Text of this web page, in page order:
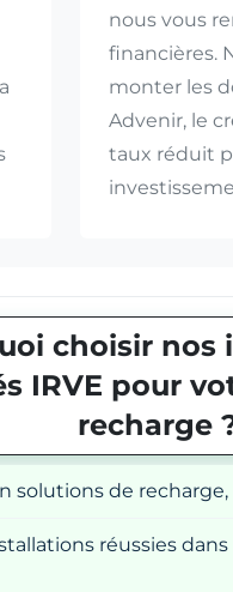
nous vous
financières.
monter les
Advenir, le
taux réduit
choisir nos
IRVE pour
recharge
solutions de recharge,
réussies